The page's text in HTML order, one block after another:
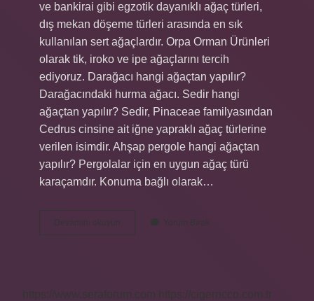
ve bankirai gibi egzotik dayanıklı ağaç türleri,
dış mekan döşeme türleri arasında en sık
kullanılan sert ağaçlardır. Orpa Orman Ürünleri
olarak tik, iroko ve ipe ağaçlarını tercih
ediyoruz. Darağacı hangi ağaçtan yapılır?
Darağacındaki hurma ağacı. Sedir hangi
ağaçtan yapılır? Sedir, Pinaceae familyasından
Cedrus cinsine ait iğne yapraklı ağaç türlerine
verilen isimdir. Ahşap pergole hangi ağaçtan
yapılır? Pergolalar için en uygun ağaç türü
karaçamdır. Konuma bağlı olarak…
Devamını okuyun
Hangi
Yorum Bırak
https://www.seraforum.com
https://cigerricco.com.tr